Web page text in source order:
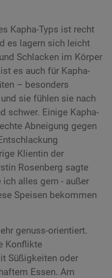
Kapha-Typs ist recht
es lagern sich leicht
Schlacken im Körper
es auch für Kapha-
– besonders
sie fühlen sie nach
schwer. Einige Kapha-
Abneigung gegen
Klientin der
Rosenberg sagte
alles gern - außer
Speisen bekommen
genuss-orientiert.
Konflikte
Süßigkeiten oder
Essen. Am